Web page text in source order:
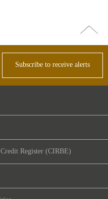
Go
top
Subscribe to receive alerts
Register (CIRBE)